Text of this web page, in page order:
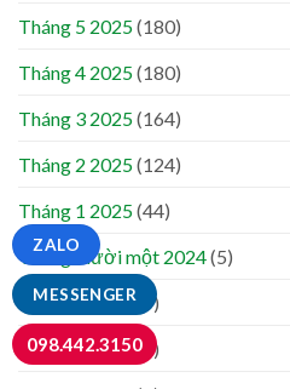
Tháng 5 2025(180)
Tháng 4 2025(180)
Tháng 3 2025(164)
Tháng 2 2025(124)
Tháng 1 2025(44)
Tháng mười một 2024(5)
Tháng 8 2024(9)
Tháng 7 2024(5)
MESSENGER
ZALO
098.442.3150